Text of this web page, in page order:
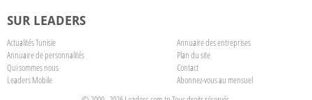
SUR LEADERS
Actualités Tunisie
Annuaire des entreprises
Annuaire de personnalités
Plan du site
Qui sommes nous
Contact
Leaders Mobile
Abonnez-vous au mensuel